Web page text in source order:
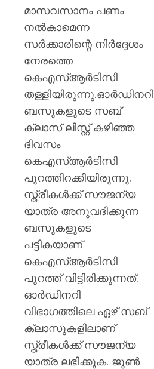
മാസവസാനം പണം
നല്‍കാമെന്ന
സര്‍ക്കാരിന്റെ നിര്‍ദ്ദേശം
നേരത്തെ
കെഎസ്ആര്‍ടിസി
തള്ളിയിരുന്നു.ഓര്‍ഡിനറി
ബസുകളുടെ സബ്
ക്ലാസ് ലിസ്റ്റ് കഴിഞ്ഞ
ദിവസം
കെഎസ്ആര്‍ടിസി
പുറത്തിറക്കിയിരുന്നു.
സ്ത്രീകള്‍ക്ക് സൗജന്യ
യാത്ര അനുവദിക്കുന്ന
ബസുകളുടെ
പട്ടികയാണ്
കെഎസ്ആര്‍ടിസി
പുറത്ത് വിട്ടിരിക്കുന്നത്.
ഓര്‍ഡിനറി
വിഭാഗത്തിലെ ഏഴ് സബ്
ക്ലാസുകളിലാണ്
സ്ത്രീകള്‍ക്ക് സൗജന്യ
യാത്ര ലഭിക്കുക. ജൂണ്‍